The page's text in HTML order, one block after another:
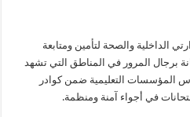
الداخلية والصحة لتأمين ومتابعة
برجال المرور في المناطق التي تشهد
المؤسسات التعليمية ضمن كوادر
في أجواء آمنة ومنظمة.